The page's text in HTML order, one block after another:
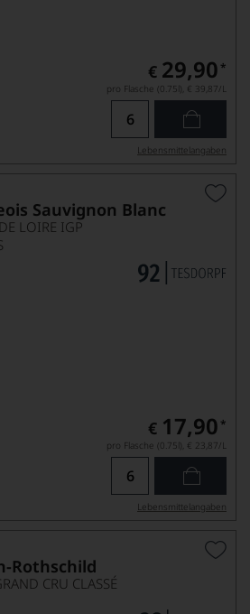
€ 29,90 *
pro Flasche (0.75l), € 39,87/L
Lebensmittel­angaben
Sauvignon Blanc
LOIRE IGP
€ 17,90 *
pro Flasche (0.75l), € 23,87/L
Lebensmittel­angaben
Rothschild
CRU CLASSÉ